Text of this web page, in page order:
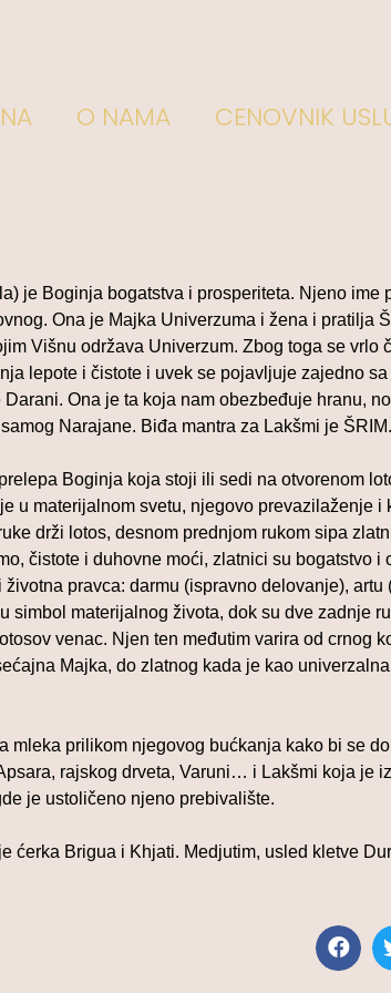
O NAMA CENOVNIK
je Boginja bogatstva i prosperiteta. Njeno ime
Ona je Majka Univerzuma i žena i
Višnu održava Univerzum. Zbog toga se
lepote i čistote i uvek se pojavljuje zajedno
Ona je ta koja nam obezbeđuje hranu,
Narajane. Biđa mantra za Lakšmi je ŠRIM.
Boginja koja stoji ili sedi na otvorenom
u materijalnom svetu, njegovo prevazilaženje
drži lotos, desnom prednjom rukom sipa
čistote i duhovne moći, zlatnici su bogatstvo
pravca: darmu (ispravno delovanje),
simbol materijalnog života, dok su dve zadnje
venac. Njen ten međutim varira od
Majka, do zlatnog kada je kao
mleka prilikom njegovog bućkanja kako bi se
rajskog drveta, Varuni… i Lakšmi koja je
je ustoličeno njeno prebivalište.
ćerka Brigua i Khjati. Medjutim, usled kletve